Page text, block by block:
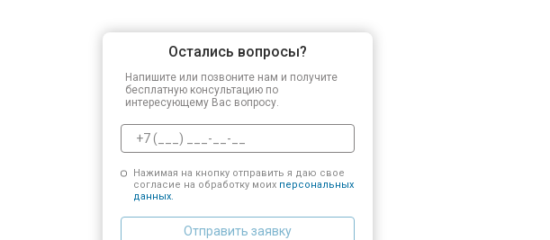
Остались вопросы?
Напишите или позвоните нам и получите
бесплатную консультацию по
интересующему Вас вопросу.
Нажимая на кнопку отправить я даю свое
согласие на обработку моих персональных
данных.
Отправить заявку